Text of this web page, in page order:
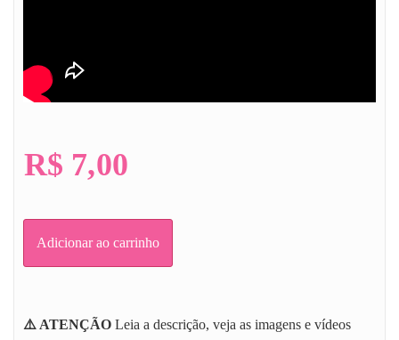
R$ 7,00
Adicionar ao carrinho
⚠️ ATENÇÃO Leia a descrição, veja as imagens e vídeos